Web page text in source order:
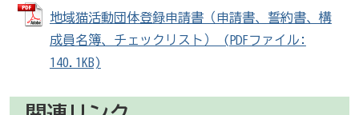
地域猫活動団体登録申請書（申請書、誓約書、構
成員名簿、チェックリスト） (PDFファイル:
140.1KB)